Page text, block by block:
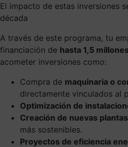
El impacto de estas inversiones
década
A través de este programa, tu
financiación de hasta 1,5
acometer inversiones como:
Compra de maquinaria o
directamente vinculados al
Optimización de
Creación de nuevas
más sostenibles.
Proyectos de eficiencia